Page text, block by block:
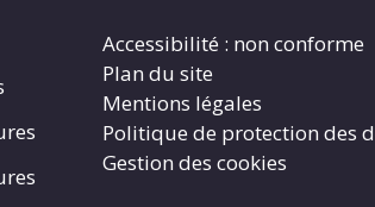
Accessibilité : non conforme
Plan du site
Mentions légales
Politique de protection des
Gestion des cookies